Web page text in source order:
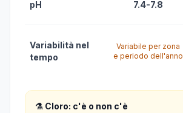
pH 7.4-7.8
Variabilità nel
tempo
Variabile per zona
e periodo dell'anno
⚗️ Cloro: c'è o non c'è